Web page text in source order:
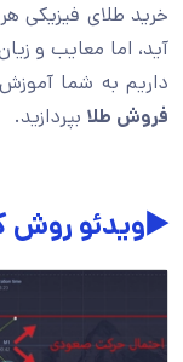
خرید طلای فیزیکی
آید، اما معایب و
داریم به شما
فروش طلا بپردازید.
▶️ویدئو روش